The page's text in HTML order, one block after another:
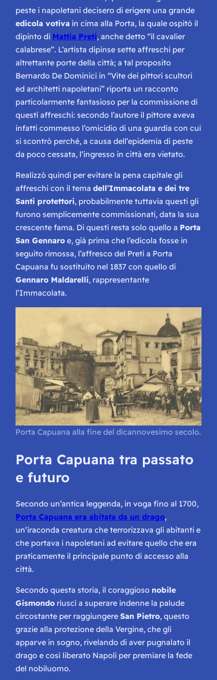
peste i napoletani decisero di erigere una grande
edicola votiva in cima alla Porta, la quale ospitò il
dipinto di Mattia Preti, anche detto “il cavalier
calabrese”. L’artista dipinse sette affreschi per
altrettante porte della città; a tal proposito
Bernardo De Dominici in “Vite dei pittori scultori
ed architetti napoletani” riporta un racconto
particolarmente fantasioso per la commissione di
questi affreschi: secondo l’autore il pittore aveva
infatti commesso l’omicidio di una guardia con cui
si scontrò perché, a causa dell’epidemia di peste
da poco cessata, l’ingresso in città era vietato.
Realizzò quindi per evitare la pena capitale gli
affreschi con il tema dell’Immacolata e dei tre
Santi protettori, probabilmente tuttavia questi gli
furono semplicemente commissionati, data la sua
crescente fama. Di questi resta solo quello a Porta
San Gennaro e, già prima che l’edicola fosse in
seguito rimossa, l’affresco del Preti a Porta
Capuana fu sostituito nel 1837 con quello di
Gennaro Maldarelli, rappresentante
l’Immacolata.
Porta Capuana alla fine del dicannovesimo secolo.
Porta Capuana tra passato
e futuro
Secondo un’antica leggenda, in voga fino al 1700,
Porta Capuana era abitata da un drago,
un’iraconda creatura che terrorizzava gli abitanti e
che portava i napoletani ad evitare quello che era
praticamente il principale punto di accesso alla
città.
Secondo questa storia, il coraggioso nobile
Gismondo riuscì a superare indenne la palude
circostante per raggiungere San Pietro, questo
grazie alla protezione della Vergine, che gli
apparve in sogno, rivelando di aver pugnalato il
drago e così liberato Napoli per premiare la fede
del nobiluomo.